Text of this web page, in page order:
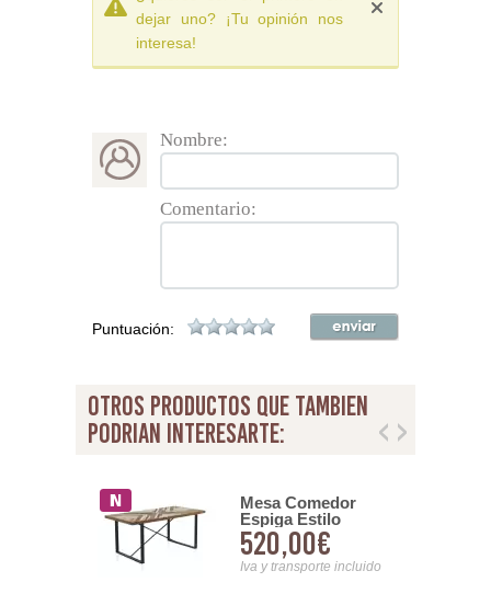
dejar uno? ¡Tu opinión nos
interesa!
Nombre:
Comentario:
Puntuación:
otros productos que tambien
podrian interesarte:
Mesa Comedor
Espiga Estilo
Industrial Madera
Forja Abrandici
520,00€
Iva y transporte incluido